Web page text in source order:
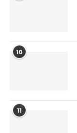
10
11